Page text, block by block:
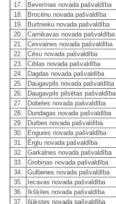
17.
Beverīnas novada pašvaldība
18.
Brocēnu novada pašvaldība
19.
Burtnieku novada pašvaldība
20.
Carnikavas novada pašvaldība
21.
Cesvaines novada pašvaldība
22.
Cēsu novada pašvaldība
23.
Ciblas novada pašvaldība
24.
Dagdas novada pašvaldība
25.
Daugavpils novada pašvaldība
26.
Daugavpils pilsētas pašvaldība
27.
Dobeles novada pašvaldība
28.
Dundagas novada pašvaldība
29.
Durbes novada pašvaldība
30.
Engures novada pašvaldība
31.
Ērgļu novada pašvaldība
32.
Garkalnes novada pašvaldība
33.
Grobiņas novada pašvaldība
34.
Gulbenes novada pašvaldība
35.
Iecavas novada pašvaldība
36.
Ikšķiles novada pašvaldība
37.
Ilūkstes novada pašvaldība